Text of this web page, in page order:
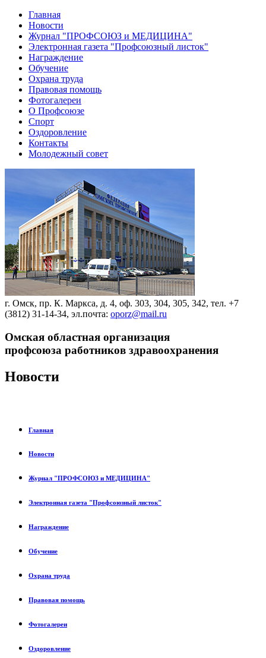
Главная
Новости
Журнал "ПРОФСОЮЗ и МЕДИЦИНА"
Электронная газета "Профсоюзный листок"
Награждение
Обучение
Охрана труда
Правовая помощь
Фотогалереи
О Профсоюзе
Спорт
Оздоровление
Контакты
Молодежный совет
г. Омск, пр. К. Маркса, д. 4, оф. 303, 304, 305, 342, тел. +7
(3812) 31-14-34, эл.почта: oporz@mail.ru
Омская областная организация
профсоюза работников здравоохранения
Новости
Главная
Новости
Журнал "ПРОФСОЮЗ и МЕДИЦИНА"
Электронная газета "Профсоюзный листок"
Награждение
Обучение
Охрана труда
Правовая помощь
Фотогалереи
Оздоровление